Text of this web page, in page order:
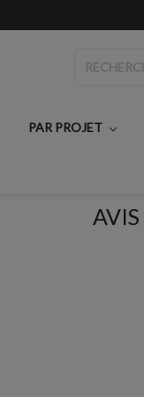
PAR PROJET
AVIS